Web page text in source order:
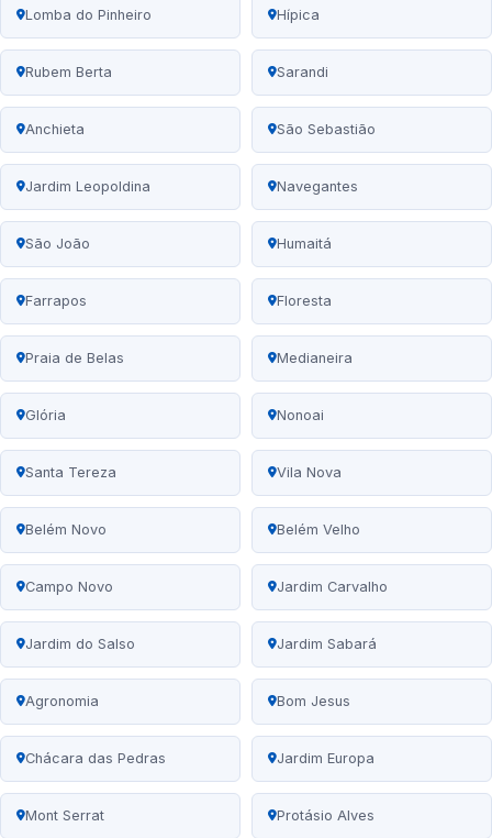
Lomba do Pinheiro Hípica
Rubem Berta Sarandi
Anchieta São Sebastião
Jardim Leopoldina Navegantes
São João Humaitá
Farrapos Floresta
Praia de Belas Medianeira
Glória Nonoai
Santa Tereza Vila Nova
Belém Novo Belém Velho
Campo Novo Jardim Carvalho
Jardim do Salso Jardim Sabará
Agronomia Bom Jesus
Chácara das Pedras Jardim Europa
Mont Serrat Protásio Alves